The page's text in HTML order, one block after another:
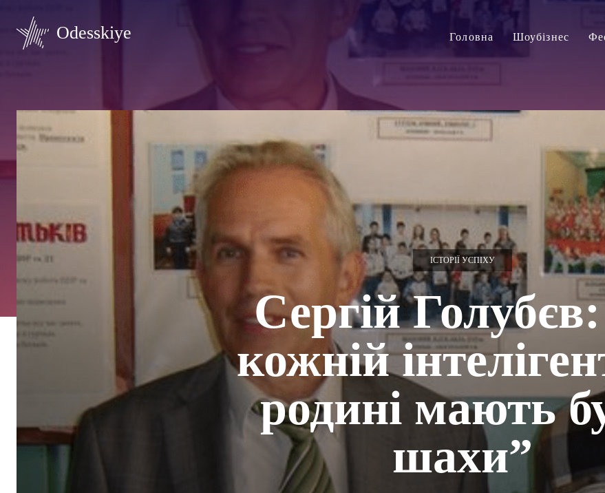
Odesskiye Головна Шоубізнес
ІСТОРІЇ УСПІХУ
Сергій
кожній
родині мають
шахи”